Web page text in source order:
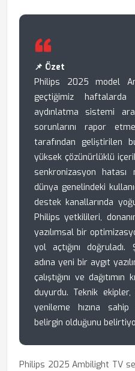
📌 Özet
Philips 2025 model
geçtiğimiz
aydınlatma sistemi
sorunlarını rapor
tarafından geliştirilen
yüksek çözünürlüklü
senkronizasyon hatası
dünya genelindeki
destek kanallarında
Philips yetkilileri,
yazılımsal bir
yol açtığını
adına yeni bir aygıt
çalıştığını ve
duyurdu. Teknik
yenileme hızına
belirgin olduğunu
Philips 2025 Ambilight TV